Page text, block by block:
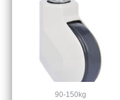
90-150kg